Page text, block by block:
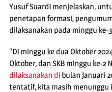
Yusuf Suardi menjelaskan,
penetapan formasi,
dilaksanakan pada minggu ke-
“Di minggu ke dua Oktober
Oktober, dan SKB minggu ke-
dilaksanakan di bulan Januari
tentatif, kita masih menunggu